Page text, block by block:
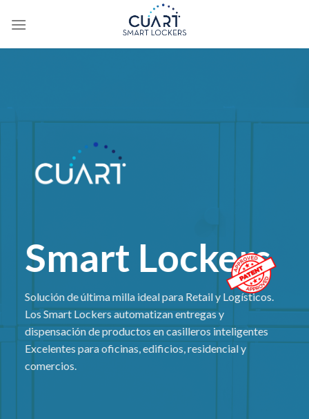
Smart Lockers
Solución de última milla ideal para Retail y Logísticos.
Los Smart Lockers automatizan entregas y
dispensación de productos en casilleros inteligentes
Excelentes para oficinas, edificios, residencial y
comercios.